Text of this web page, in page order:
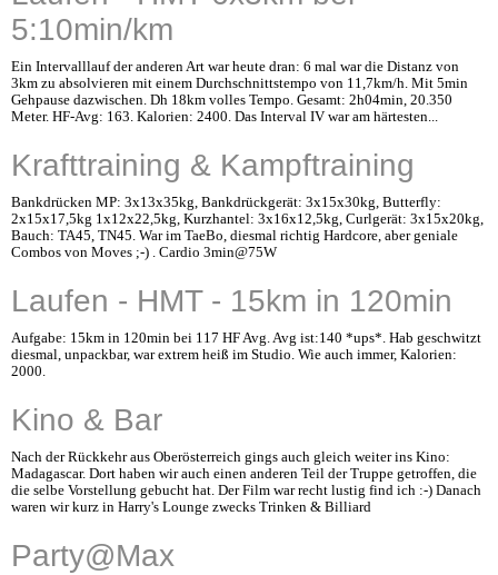
5:10min/km
Ein Intervalllauf der anderen Art war heute dran: 6 mal war die Distanz von
3km zu absolvieren mit einem Durchschnittstempo von 11,7km/h. Mit 5min
Gehpause dazwischen. Dh 18km volles Tempo. Gesamt: 2h04min, 20.350
Meter. HF-Avg: 163. Kalorien: 2400. Das Interval IV war am härtesten...
Krafttraining & Kampftraining
Bankdrücken MP: 3x13x35kg, Bankdrückgerät: 3x15x30kg, Butterfly:
2x15x17,5kg 1x12x22,5kg, Kurzhantel: 3x16x12,5kg, Curlgerät: 3x15x20kg,
Bauch: TA45, TN45. War im TaeBo, diesmal richtig Hardcore, aber geniale
Combos von Moves ;-) . Cardio 3min@75W
Laufen - HMT - 15km in 120min
Aufgabe: 15km in 120min bei 117 HF Avg. Avg ist:140 *ups*. Hab geschwitzt
diesmal, unpackbar, war extrem heiß im Studio. Wie auch immer, Kalorien:
2000.
Kino & Bar
Nach der Rückkehr aus Oberösterreich gings auch gleich weiter ins Kino:
Madagascar. Dort haben wir auch einen anderen Teil der Truppe getroffen, die
die selbe Vorstellung gebucht hat. Der Film war recht lustig find ich :-) Danach
waren wir kurz in Harry's Lounge zwecks Trinken & Billiard
Party@Max